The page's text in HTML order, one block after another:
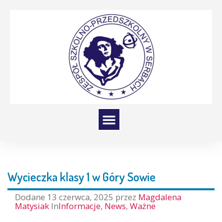
Wycieczka klasy 1 w Góry Sowie
Dodane 13 czerwca, 2025 przez Magdalena
Matysiak InInformacje, News, Ważne